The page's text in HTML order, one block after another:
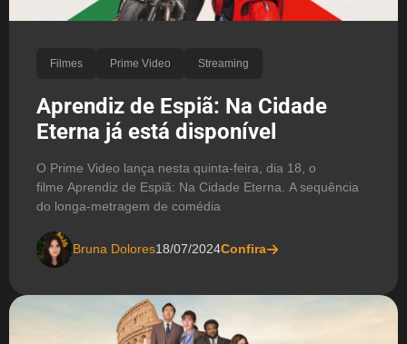
Filmes Prime Video Streaming
Aprendiz de Espiã: Na Cidade
Eterna já está disponível
O Prime Video lança nesta quinta-feira, dia 18, o
filme Aprendiz de Espiã: Na Cidade Eterna. A sequência
do longa-metragem de comédia
Bruna Dolores18/07/2024Confira